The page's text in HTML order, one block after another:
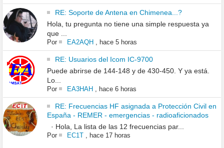
RE: Soporte de Antena en Chimenea...?
Hola, tu pregunta no tiene una simple respuesta ya
que ...
Por EA2AQH , hace 5 horas
RE: Usuarios del Icom IC-9700
Puede abrirse de 144-148 y de 430-450. Y ya está.
Lo...
Por EA3HAH , hace 6 horas
RE: Frecuencias HF asignada a Protección Civil en
España - REMER - emergencias - radioaficionados
· Hola, La lista de las 12 frecuencias par...
Por EC1T, hace 17 horas